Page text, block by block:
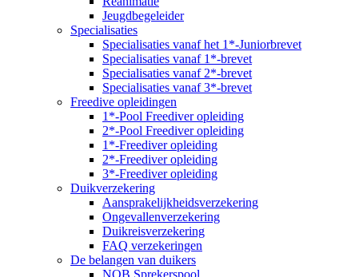
Jeugdbegeleider
Specialisaties
Specialisaties vanaf het 1*-Juniorbrevet
Specialisaties vanaf 1*-brevet
Specialisaties vanaf 2*-brevet
Specialisaties vanaf 3*-brevet
Freedive opleidingen
1*-Pool Freediver opleiding
2*-Pool Freediver opleiding
1*-Freediver opleiding
2*-Freediver opleiding
3*-Freediver opleiding
Duikverzekering
Aansprakelijkheidsverzekering
Ongevallenverzekering
Duikreisverzekering
FAQ verzekeringen
De belangen van duikers
NOB Sprekerspool